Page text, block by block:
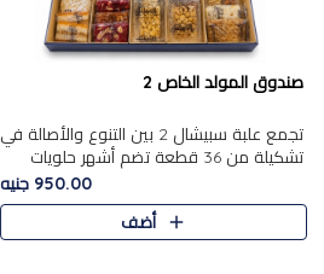
صندوق المولد الخاص 2
تجمع علبة سبيشال 2 بين التنوع والأصالة في
تشكيلة من 36 قطعة تضم أشهر حلويات
المولد الشرقية. تحتوي العلبة على الجزرية
بالفول، والجزرية بالبن..
950.00 جنيه
أضف